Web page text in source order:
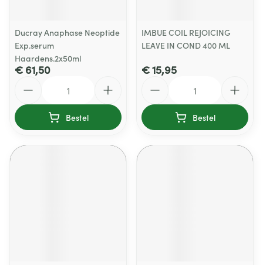
Ducray Anaphase Neoptide
Exp.serum
Haardens.2x50ml
€ 61,50
Bestel
IMBUE COIL REJOICING
LEAVE IN COND 400 ML
€ 15,95
Bestel